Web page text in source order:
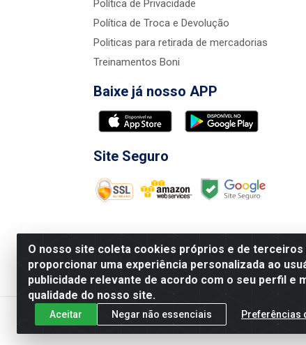
O nosso site coleta cookies próprios e de terceiros
proporcionar uma experiência personalizada ao
publicidade relevante de acordo com o seu perfil e
qualidade do nosso site.
Aceitar Negar não essenciais Preferências
Política de Privacidade
Política de Troca e Devolução
Politicas para retirada de mercadorias
Treinamentos Boni
Baixe já nosso APP
Site Seguro
Nova Boni Distribuidora de Material de